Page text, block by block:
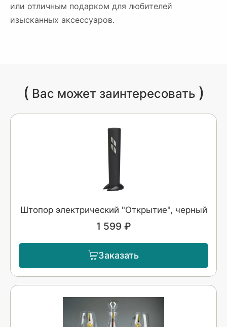
или отличным подарком для любителей
изысканных аксессуаров.
( Вас может заинтересовать )
Штопор электрический "Открытие", черный
1 599 ₽
Заказать